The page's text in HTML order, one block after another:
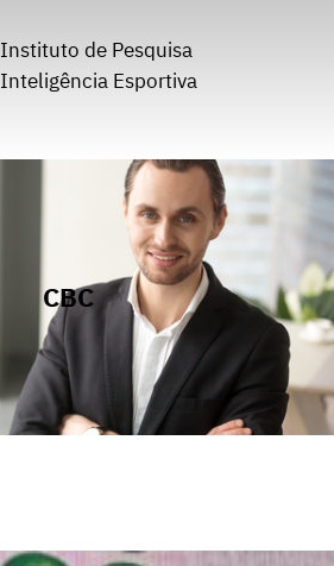
Instituto de Pesquisa
Inteligência Esportiva
CBC